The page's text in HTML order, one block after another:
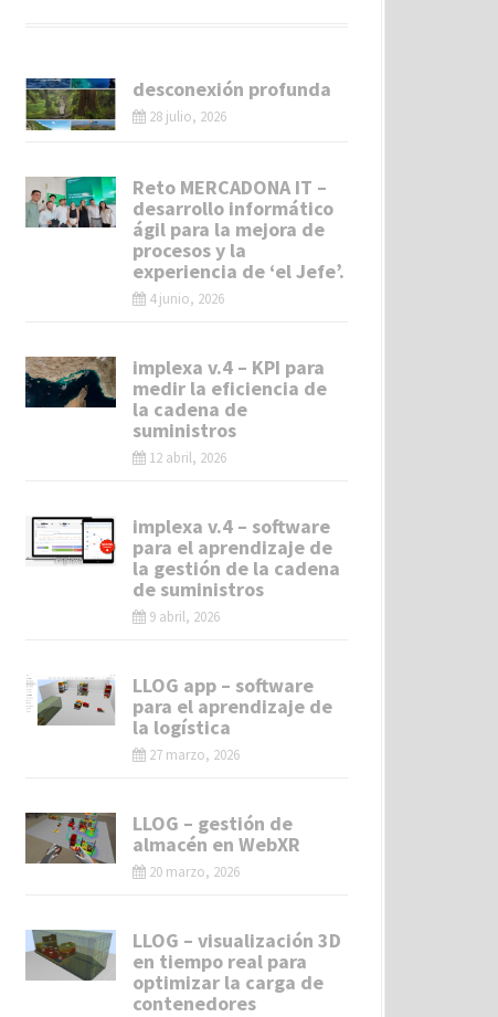
desconexión profunda
28 julio, 2026
Reto MERCADONA IT –
desarrollo informático
ágil para la mejora de
procesos y la
experiencia de ‘el Jefe’.
4 junio, 2026
implexa v.4 – KPI para
medir la eficiencia de
la cadena de
suministros
12 abril, 2026
implexa v.4 – software
para el aprendizaje de
la gestión de la cadena
de suministros
9 abril, 2026
LLOG app – software
para el aprendizaje de
la logística
27 marzo, 2026
LLOG – gestión de
almacén en WebXR
20 marzo, 2026
LLOG – visualización 3D
en tiempo real para
optimizar la carga de
contenedores